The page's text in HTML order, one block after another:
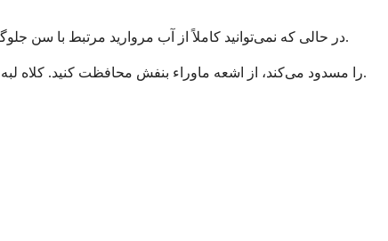
در حالی که نمی‌توانید کاملاً از آب مروارید مرتبط با سن جلوگیری کنید، می‌توانید چندین گام برای کاهش خطر و کند کردن پیشرفت آن بردارید. این عادات سالم برای سلامت کلی چشم شما نیز مفید هستند.
چشم‌های خود را با استفاده از عینک آفتابی که 100٪ اشعه UVA و UVB را مسدود می‌کند، از اشعه ماوراء بنفش محافظت کنید. کلاه لبه پهن، به ویژه در ساعات اوج آفتاب، محافظت بیشتری را فراهم می‌کند.